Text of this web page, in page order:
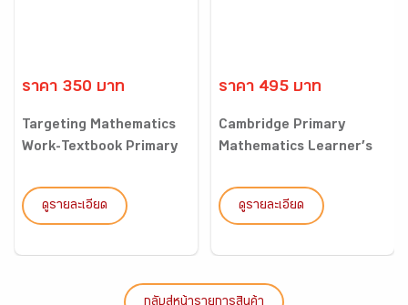
ราคา 350 บาท
Targeting Mathematics
Work-Textbook Primary
ดูรายละเอียด
ราคา 495 บาท
Cambridge Primary
Mathematics Learner’s
ดูรายละเอียด